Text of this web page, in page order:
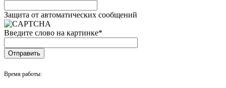
Защита от автоматических сообщений
Введите слово на картинке*
Время работы: